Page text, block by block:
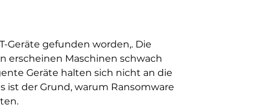
Geräte gefunden worden,. Die
erscheinen Maschinen schwach
Geräte halten sich nicht an die
ist der Grund, warum Ransomware